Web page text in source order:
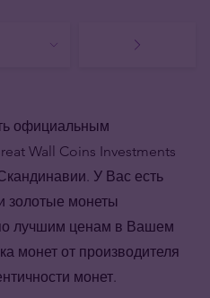
официальным
Wall Coins Investments
У Вас есть
золотые монеты
лучшим ценам в Вашем
монет от производителя
монет.